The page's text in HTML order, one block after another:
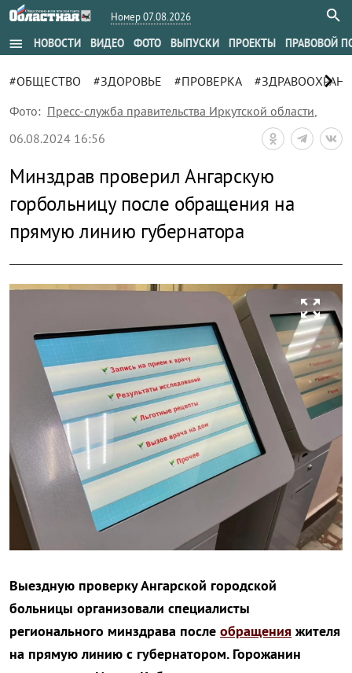
Номер 07.08.2026
menu НОВОСТИ ВИДЕО ФОТО ВЫПУСКИ ПРОЕКТЫ ПРАВОВОЙ
#ОБЩЕСТВО #ЗДОРОВЬЕ #ПРОВЕРКА chevron_right
Фото: Пресс-служба правительства Иркутской области,
06.08.2024 16:56
Минздрав проверил Ангарскую
горбольницу после обращения на
прямую линию губернатора
zoom_out_map
Выездную проверку Ангарской городской
больницы организовали специалисты
регионального минздрава после обращения жителя
на прямую линию с губернатором. Горожанин